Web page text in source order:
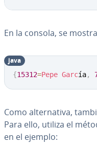
En la consola, se
{15312=Pepe García,
java
Como al­te­r­na­ti­va,
Para ello, utiliza el
en el ejemplo: